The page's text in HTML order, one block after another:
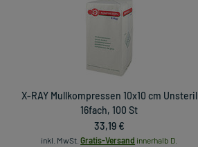
X-RAY Mullkompressen 10x10 cm Unsteril
16fach, 100 St
33,19 €
inkl. MwSt. Gratis-Versand innerhalb D.